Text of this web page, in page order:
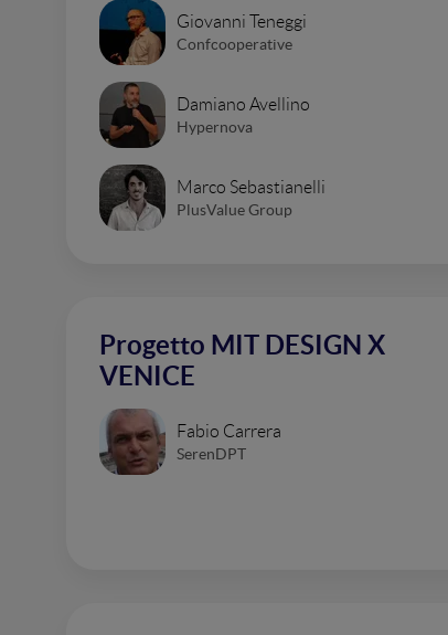
Giovanni Teneggi
Confcooperative
Damiano Avellino
Hypernova
Marco Sebastianelli
PlusValue Group
Progetto MIT DESIGN X
VENICE
Fabio Carrera
SerenDPT